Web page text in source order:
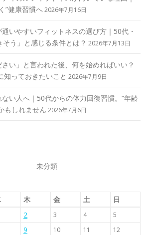
”健康習慣へ2026年7月16日
いやすいフィットネスの選び方｜50代・
う」と感じる条件とは？ 2026年7月13日
い」と言われた後、何を始めればいい？
知っておきたいこと 2026年7月9日
い人へ｜50代からの体力回復習慣。“年齢
もしれません 2026年7月6日
未分類
木 金 土 日
2 3 4 5
9 10 11 12